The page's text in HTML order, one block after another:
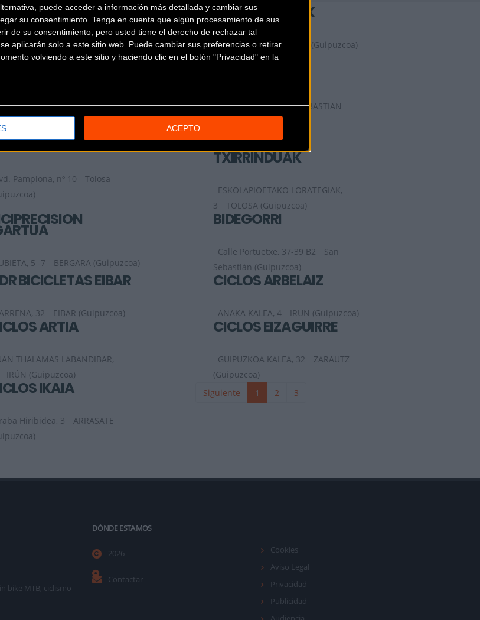
puede acceder a información más detallada y cambiar sus
su consentimiento. Tenga en cuenta que algún procesamiento de sus
de su consentimiento, pero usted tiene el derecho de rechazar tal
aplicarán solo a este sitio web. Puede cambiar sus preferencias o retirar
volviendo a este sitio y haciendo clic en el botón "Privacidad" en la
ACEPTO
KIROLAK
ANTONIO AGIRRE,4
AZPEITIA
ALBIZU KIROLAK
MAYOR, 2 VILLABONA (Guipuzcoa)
BIKE
Real Compañía de Caracas,
Paseo Heriz 9
SAN SEBASTIAN
BIZIKLETAK
Pamplona, nº 10
Tolosa
BEGIRISTAIN
TXIRRINDUAK
ESKOLAPIOETAKO LORATEGIAK,
3
TOLOSA (Guipuzcoa)
5 -7 BERGARA (Guipuzcoa)
BIDEGORRI
Calle Portuetxe, 37-39 B2
San
Sebastián (Guipuzcoa)
BICICLETAS EIBAR
32 EIBAR (Guipuzcoa)
CICLOS ARBELAIZ
ANAKA KALEA, 4 IRUN (Guipuzcoa)
ARTIA
THALAMAS LABANDIBAR,
IRÚN (Guipuzcoa)
CICLOS EIZAGUIRRE
GUIPUZKOA KALEA, 32
ZARAUTZ
(Guipuzcoa)
IKAIA
Hiribidea, 3
ARRASATE
Siguiente 1 2 3
bike MTB, ciclismo
DÓNDE ESTAMOS
2026
Contactar
Cookies
Aviso Legal
Privacidad
Publicidad